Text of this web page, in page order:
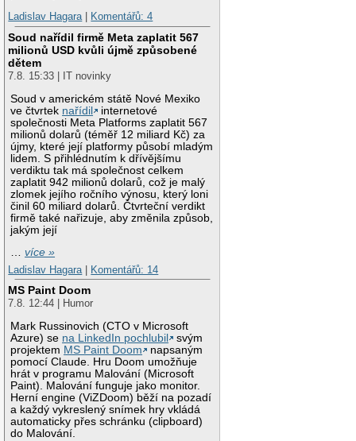
Ladislav Hagara| Komentářů: 4
Soud nařídil firmě Meta zaplatit 567
milionů USD kvůli újmě způsobené
dětem
7.8. 15:33 | IT novinky
Soud v americkém státě Nové Mexiko
ve čtvrtek nařídil
internetové
společnosti Meta Platforms zaplatit 567
milionů dolarů (téměř 12 miliard Kč) za
újmy, které její platformy působí mladým
lidem. S přihlédnutím k dřívějšímu
verdiktu tak má společnost celkem
zaplatit 942 milionů dolarů, což je malý
zlomek jejího ročního výnosu, který loni
činil 60 miliard dolarů. Čtvrteční verdikt
firmě také nařizuje, aby změnila způsob,
jakým její
…více »
Ladislav Hagara
Komentářů: 14
MS Paint Doom
7.8. 12:44 | Humor
Mark Russinovich (CTO v Microsoft
Azure) se na LinkedIn pochlubil
svým
projektem MS Paint Doom
napsaným
pomocí Claude. Hru Doom umožňuje
hrát v programu Malování (Microsoft
Paint). Malování funguje jako monitor.
Herní engine (ViZDoom) běží na pozadí
a každý vykreslený snímek hry vkládá
automaticky přes schránku (clipboard)
do Malování.